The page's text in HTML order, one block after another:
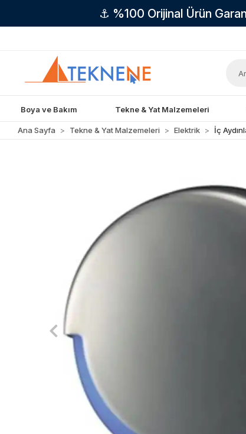
⚓ %100 Orijinal Ürün
Boya ve Bakım Tekne & Yat Malzemeleri
Ana Sayfa Tekne & Yat Malzemeleri Elektrik İç